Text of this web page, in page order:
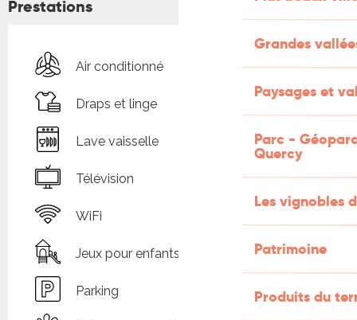
Grandes
Paysages et
Parc -
Quercy
Les vignobles
Patrimoine
Produits du
Prestations
Air conditionné
Draps et linge
Lave vaisselle
Télévision
WiFi
Jeux pour enfants / Espace jeux
Parking